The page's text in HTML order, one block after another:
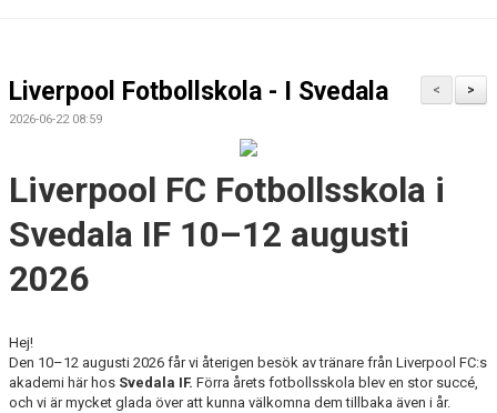
POLICY
STYRELSEN - 2026
GDPR
MATCHER
>
<
Liverpool Fotbollskola - I Svedala
2026-06-22 08:59
Liverpool FC Fotbollsskola i
Svedala IF 10–12 augusti
2026
Hej!
Den 10–12 augusti 2026 får vi återigen besök av tränare från Liverpool FC:s
akademi här hos Svedala IF. Förra årets fotbollsskola blev en stor succé,
och vi är mycket glada över att kunna välkomna dem tillbaka även i år.